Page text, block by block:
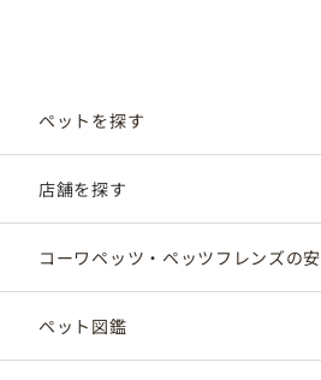
ペットを探す
店舗を探す
コーワペッツ・ペッツフレンズの
ペット図鑑